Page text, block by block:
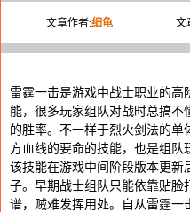
文章作者:细龟 文
雷霆一击是游戏中战士职业的
能，很多玩家组队对战时总搞
的胜率。不一样于烈火剑法的
方血线的要命的技能，也是组队
该技能在游戏中间阶段版本更新
子。早期战士组队只能依靠贴脸
谱，贼难发挥用处。自从雷霆一